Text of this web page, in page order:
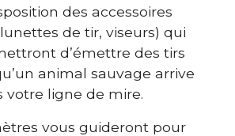
des accessoires
de tir, viseurs) qui
d’émettre des tirs
animal sauvage arrive
votre ligne de mire.
vous guideront pour